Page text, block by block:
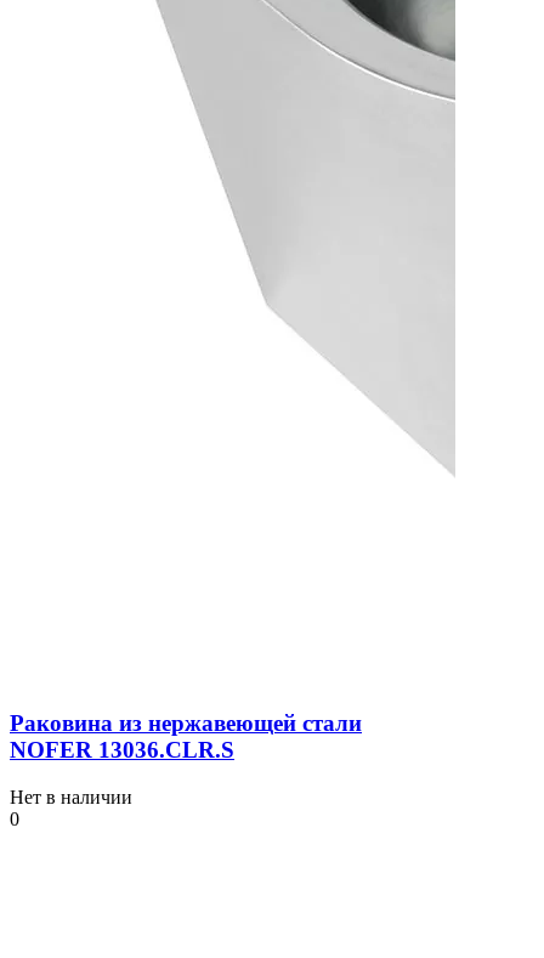
Раковина из нержавеющей стали
NOFER 13036.СLR.S
Нет в наличии
0